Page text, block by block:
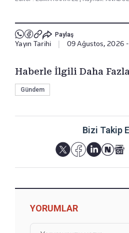
Paylaş
Yayın Tarihi | 09 Ağustos, 2026 -
Haberle İlgili Daha
Gündem
Bizi Takip
YORUMLAR